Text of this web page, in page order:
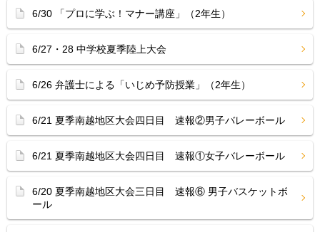
6/30 「プロに学ぶ！マナー講座」（2年生）
6/27・28 中学校夏季陸上大会
6/26 弁護士による「いじめ予防授業」（2年生）
6/21 夏季南越地区大会四日目 速報②男子バレーボール
6/21 夏季南越地区大会四日目 速報①女子バレーボール
6/20 夏季南越地区大会三日目 速報⑥ 男子バスケットボ
ール